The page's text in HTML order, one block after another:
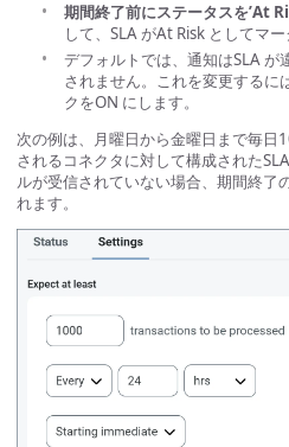
期間終了前にステータスを’At
して、SLA がAt Risk としてマ
デフォルトでは、通知はSLA
されません。これを変更するには
クをON にします。
次の例は、月曜日から金曜日まで毎日
されるコネクタに対して構成された
ルが受信されていない場合、期間終了
れます。